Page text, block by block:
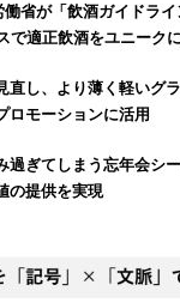
省が「飲酒ガイドライ
で適正飲酒をユニーク
直し、より薄く軽いグ
ロモーションに活用
過ぎてしまう忘年会シ
の提供を実現